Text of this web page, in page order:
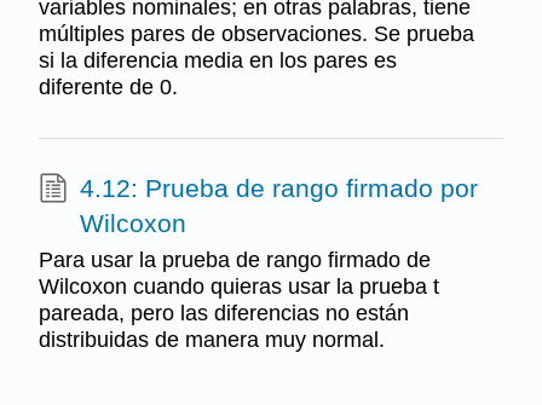
variables nominales; en otras palabras, tiene
múltiples pares de observaciones. Se prueba
si la diferencia media en los pares es
diferente de 0.
4.12: Prueba de rango firmado por
Wilcoxon
Para usar la prueba de rango firmado de
Wilcoxon cuando quieras usar la prueba t
pareada, pero las diferencias no están
distribuidas de manera muy normal.